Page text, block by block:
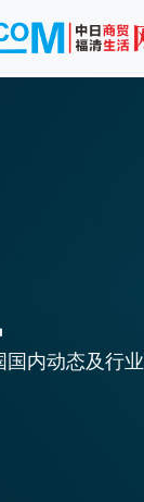
国内动态及行